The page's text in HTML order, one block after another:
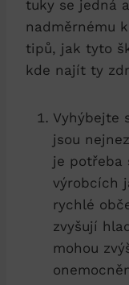
tuky se jedná
nadměrnému
tipů, jak tyto
kde najít ty
Vyhýbejte
jsou
je potřeba
výrobcích
rychlé
zvyšují
mohou